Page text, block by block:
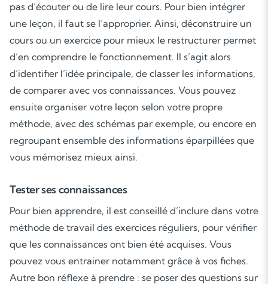
pas d’écouter ou de lire leur cours. Pour bien intégrer
une leçon, il faut se l’approprier. Ainsi, déconstruire un
cours ou un exercice pour mieux le restructurer permet
d’en comprendre le fonctionnement. Il s’agit alors
d’identifier l’idée principale, de classer les informations,
de comparer avec vos connaissances. Vous pouvez
ensuite organiser votre leçon selon votre propre
méthode, avec des schémas par exemple, ou encore en
regroupant ensemble des informations éparpillées que
vous mémorisez mieux ainsi.
Tester ses connaissances
Pour bien apprendre, il est conseillé d’inclure dans votre
méthode de travail des exercices réguliers, pour vérifier
que les connaissances ont bien été acquises. Vous
pouvez vous entrainer notamment grâce à vos fiches.
Autre bon réflexe à prendre : se poser des questions sur
Les deux